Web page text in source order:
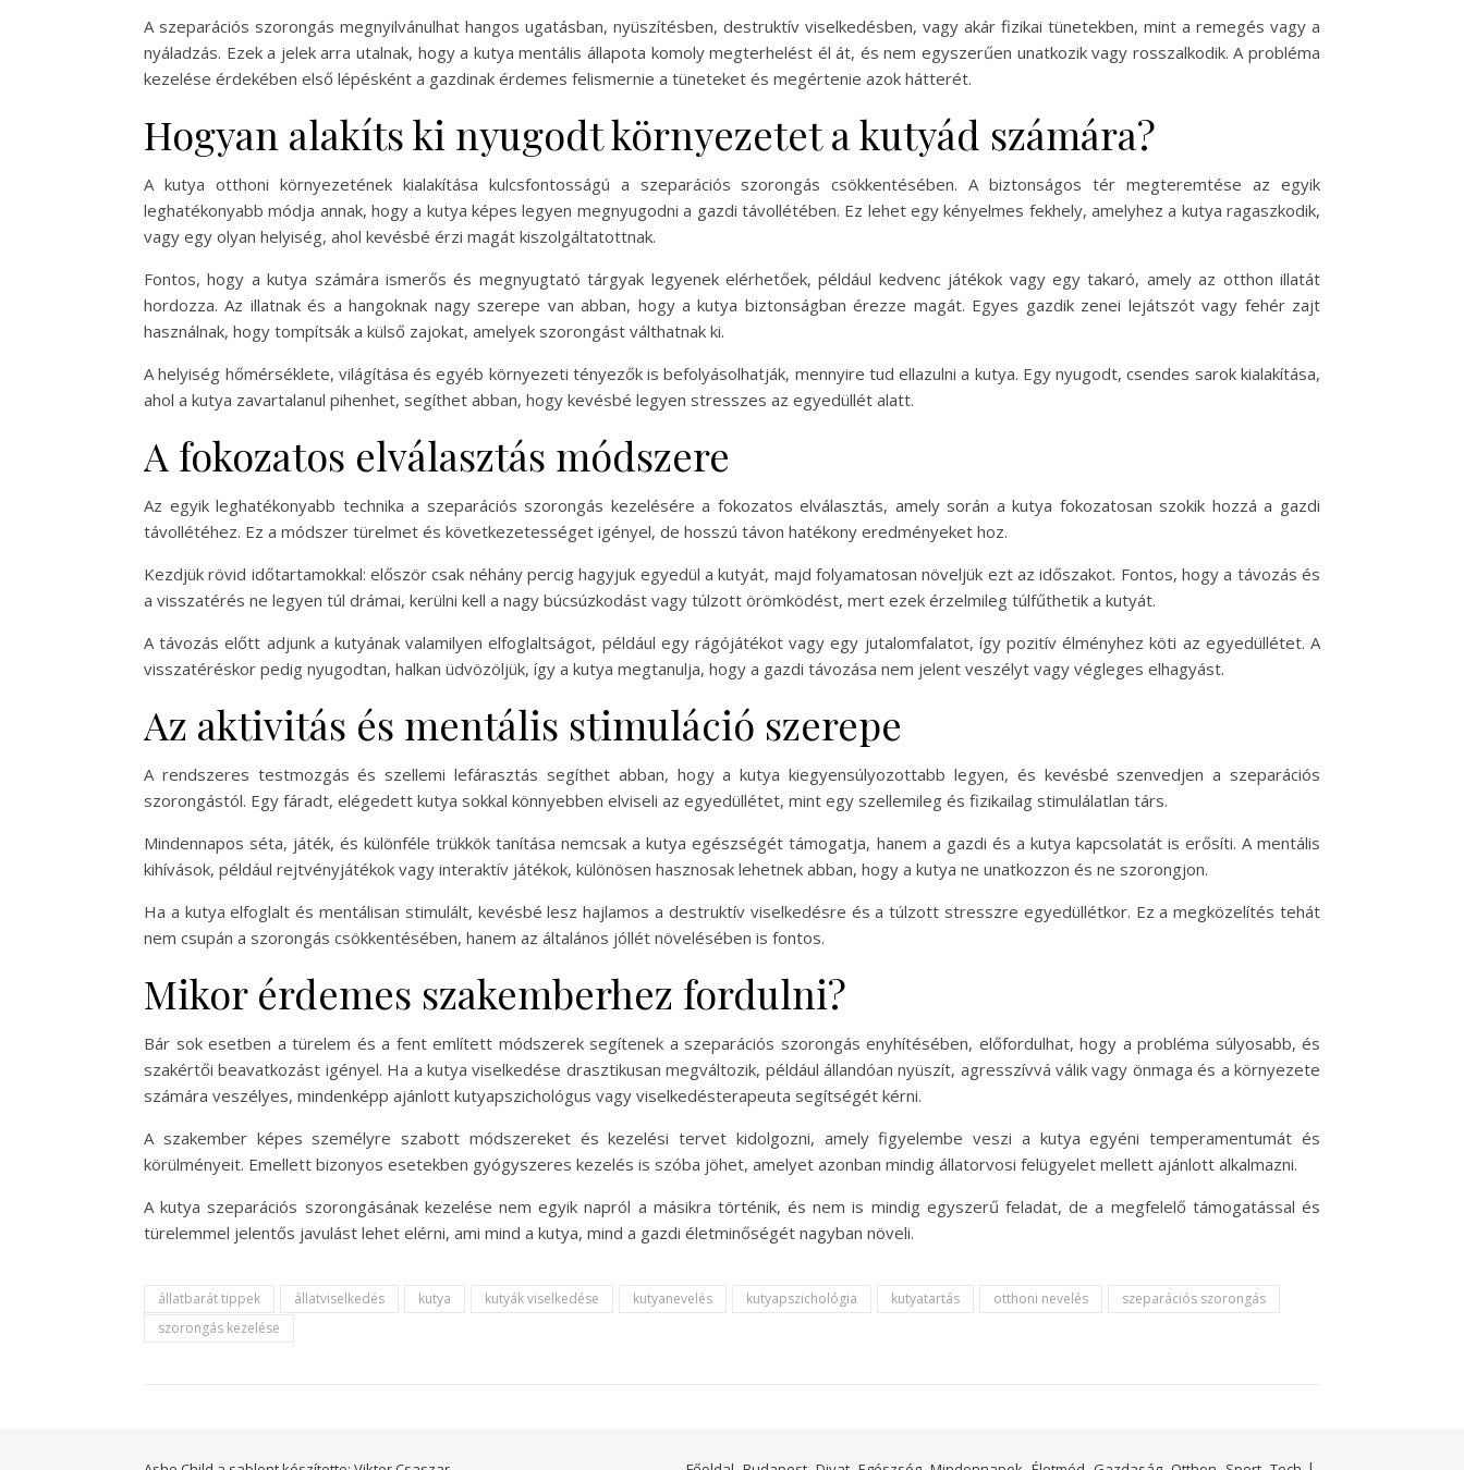
A szeparációs szorongás megnyilvánulhat hangos ugatásban, nyüszítésben, destruktív viselkedésben, vagy akár fizikai tünetekben, mint a remegés vagy a
nyáladzás. Ezek a jelek arra utalnak, hogy a kutya mentális állapota komoly megterhelést él át, és nem egyszerűen unatkozik vagy rosszalkodik. A probléma
kezelése érdekében első lépésként a gazdinak érdemes felismernie a tüneteket és megértenie azok hátterét.
Hogyan alakíts ki nyugodt környezetet a kutyád számára?
A kutya otthoni környezetének kialakítása kulcsfontosságú a szeparációs szorongás csökkentésében. A biztonságos tér megteremtése az egyik
leghatékonyabb módja annak, hogy a kutya képes legyen megnyugodni a gazdi távollétében. Ez lehet egy kényelmes fekhely, amelyhez a kutya ragaszkodik,
vagy egy olyan helyiség, ahol kevésbé érzi magát kiszolgáltatottnak.
Fontos, hogy a kutya számára ismerős és megnyugtató tárgyak legyenek elérhetőek, például kedvenc játékok vagy egy takaró, amely az otthon illatát
hordozza. Az illatnak és a hangoknak nagy szerepe van abban, hogy a kutya biztonságban érezze magát. Egyes gazdik zenei lejátszót vagy fehér zajt
használnak, hogy tompítsák a külső zajokat, amelyek szorongást válthatnak ki.
A helyiség hőmérséklete, világítása és egyéb környezeti tényezők is befolyásolhatják, mennyire tud ellazulni a kutya. Egy nyugodt, csendes sarok kialakítása,
ahol a kutya zavartalanul pihenhet, segíthet abban, hogy kevésbé legyen stresszes az egyedüllét alatt.
A fokozatos elválasztás módszere
Az egyik leghatékonyabb technika a szeparációs szorongás kezelésére a fokozatos elválasztás, amely során a kutya fokozatosan szokik hozzá a gazdi
távollétéhez. Ez a módszer türelmet és következetességet igényel, de hosszú távon hatékony eredményeket hoz.
Kezdjük rövid időtartamokkal: először csak néhány percig hagyjuk egyedül a kutyát, majd folyamatosan növeljük ezt az időszakot. Fontos, hogy a távozás és
a visszatérés ne legyen túl drámai, kerülni kell a nagy búcsúzkodást vagy túlzott örömködést, mert ezek érzelmileg túlfűthetik a kutyát.
A távozás előtt adjunk a kutyának valamilyen elfoglaltságot, például egy rágójátékot vagy egy jutalomfalatot, így pozitív élményhez köti az egyedüllétet. A
visszatéréskor pedig nyugodtan, halkan üdvözöljük, így a kutya megtanulja, hogy a gazdi távozása nem jelent veszélyt vagy végleges elhagyást.
Az aktivitás és mentális stimuláció szerepe
A rendszeres testmozgás és szellemi lefárasztás segíthet abban, hogy a kutya kiegyensúlyozottabb legyen, és kevésbé szenvedjen a szeparációs
szorongástól. Egy fáradt, elégedett kutya sokkal könnyebben elviseli az egyedüllétet, mint egy szellemileg és fizikailag stimulálatlan társ.
Mindennapos séta, játék, és különféle trükkök tanítása nemcsak a kutya egészségét támogatja, hanem a gazdi és a kutya kapcsolatát is erősíti. A mentális
kihívások, például rejtvényjátékok vagy interaktív játékok, különösen hasznosak lehetnek abban, hogy a kutya ne unatkozzon és ne szorongjon.
Ha a kutya elfoglalt és mentálisan stimulált, kevésbé lesz hajlamos a destruktív viselkedésre és a túlzott stresszre egyedüllétkor. Ez a megközelítés tehát
nem csupán a szorongás csökkentésében, hanem az általános jóllét növelésében is fontos.
Mikor érdemes szakemberhez fordulni?
Bár sok esetben a türelem és a fent említett módszerek segítenek a szeparációs szorongás enyhítésében, előfordulhat, hogy a probléma súlyosabb, és
szakértői beavatkozást igényel. Ha a kutya viselkedése drasztikusan megváltozik, például állandóan nyüszít, agresszívvá válik vagy önmaga és a környezete
számára veszélyes, mindenképp ajánlott kutyapszichológus vagy viselkedésterapeuta segítségét kérni.
A szakember képes személyre szabott módszereket és kezelési tervet kidolgozni, amely figyelembe veszi a kutya egyéni temperamentumát és
körülményeit. Emellett bizonyos esetekben gyógyszeres kezelés is szóba jöhet, amelyet azonban mindig állatorvosi felügyelet mellett ajánlott alkalmazni.
A kutya szeparációs szorongásának kezelése nem egyik napról a másikra történik, és nem is mindig egyszerű feladat, de a megfelelő támogatással és
türelemmel jelentős javulást lehet elérni, ami mind a kutya, mind a gazdi életminőségét nagyban növeli.
állatbarát tippek állatviselkedés kutya kutyák viselkedése kutyanevelés kutyapszichológia kutyatartás otthoni nevelés
szeparációs szorongás
szorongás kezelése